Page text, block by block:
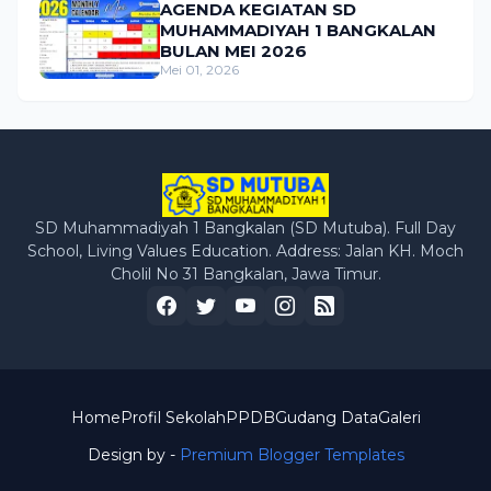
AGENDA KEGIATAN SD
MUHAMMADIYAH 1 BANGKALAN
BULAN MEI 2026
Mei 01, 2026
SD Muhammadiyah 1 Bangkalan (SD Mutuba). Full Day
School, Living Values Education. Address: Jalan KH. Moch
Cholil No 31 Bangkalan, Jawa Timur.
Design by - Premium Blogger Templates
HomeProfil SekolahPPDBGudang DataGaleri